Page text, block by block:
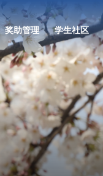
奖助管理 学生社区